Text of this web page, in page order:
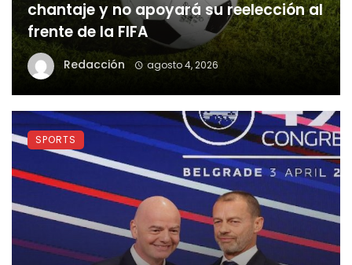
chantaje y no apoyará su reelección al
frente de la FIFA
Redacción agosto 4, 2026
SPORTS